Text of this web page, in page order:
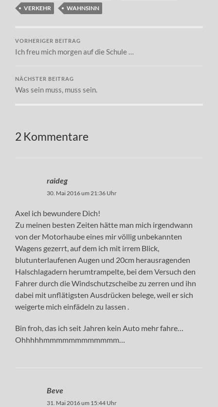
VERKEHR
WAHNSINN
VORHERIGER BEITRAG
Ich freu mich morgen auf die Schule …
NÄCHSTER BEITRAG
Was sein muss, muss sein.
2 Kommentare
raideg
30. Mai 2016 um 21:36 Uhr
Axel ich bewundere Dich!
Zu meinen besten Zeiten hätte man mich irgendwann
von der Motorhaube eines mir völlig unbekannten
Wagens gezerrt, auf dem ich mit irrem Blick,
blutunterlaufenen Augen und 20cm herausragenden
Halschlagadern herumtrampelte, bei dem Versuch den
Fahrer durch die Windschutzscheibe zu zerren und ihn
dabei mit unflätigsten Ausdrücken belege, weil er sich
weigerte mich einfädeln zu lassen .
Bin froh, das ich seit Jahren kein Auto mehr fahre…
Ohhhhhmmmmmmmmmmmm…
Beve
31. Mai 2016 um 15:44 Uhr